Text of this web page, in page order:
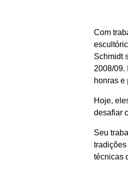
Com
Schmidt
2008/09.
honras e
Hoje,
desafiar
Seu
técnicas